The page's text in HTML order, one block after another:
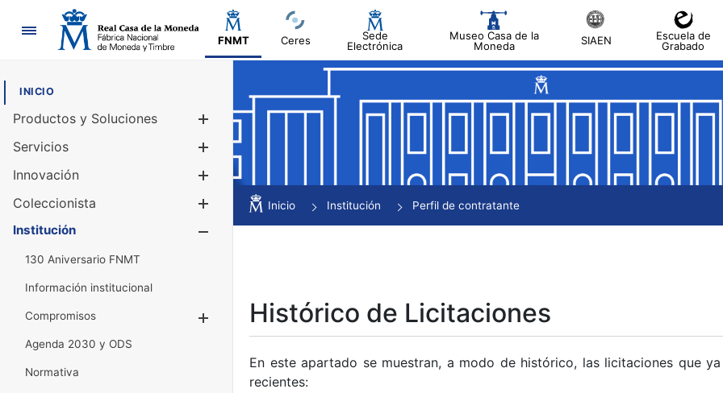
Navegación
FNMT Ceres
Sede
Electrónica
Museo Casa de la
Moneda
SIAEN
Escuela de
Grabado
INICIO
Productos y Soluciones
Mostrar/Ocultar
Servicios
Innovación
Coleccionista
Mostrar/Ocultar
Institución
130 Aniversario FNMT
Información institucional
Compromisos
Mostrar/Ocultar
Agenda 2030 y ODS
Normativa
Inicio Institución Perfil de contratante
Histórico de Licitaciones
En este apartado se muestran, a modo de histórico, las licitaciones que
recientes: